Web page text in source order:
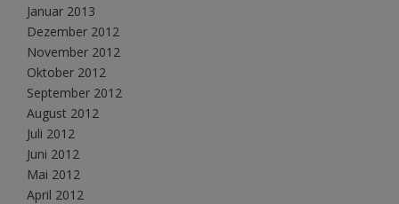
Januar 2013
Dezember 2012
November 2012
Oktober 2012
September 2012
August 2012
Juli 2012
Juni 2012
Mai 2012
April 2012